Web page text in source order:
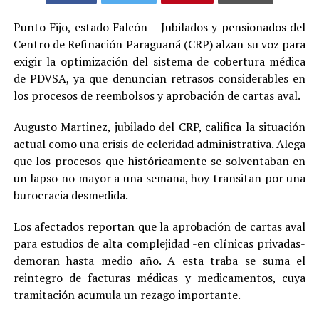
Punto Fijo, estado Falcón – Jubilados y pensionados del
Centro de Refinación Paraguaná (CRP) alzan su voz para
exigir la optimización del sistema de cobertura médica
de PDVSA, ya que denuncian retrasos considerables en
los procesos de reembolsos y aprobación de cartas aval.
Augusto Martinez, jubilado del CRP, califica la situación
actual como una crisis de celeridad administrativa. Alega
que los procesos que históricamente se solventaban en
un lapso no mayor a una semana, hoy transitan por una
burocracia desmedida.
Los afectados reportan que la aprobación de cartas aval
para estudios de alta complejidad -en clínicas privadas-
demoran hasta medio año. A esta traba se suma el
reintegro de facturas médicas y medicamentos, cuya
tramitación acumula un rezago importante.